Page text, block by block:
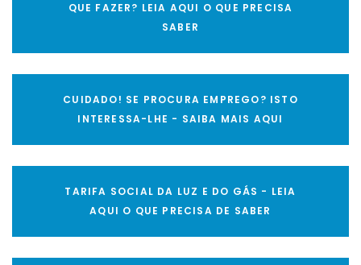
QUE FAZER? LEIA AQUI O QUE PRECISA
SABER
CUIDADO! SE PROCURA EMPREGO? ISTO
INTERESSA-LHE - SAIBA MAIS AQUI
TARIFA SOCIAL DA LUZ E DO GÁS - LEIA
AQUI O QUE PRECISA DE SABER